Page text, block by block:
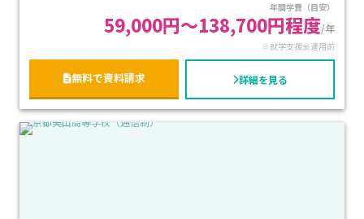
週１から週５まで、自分のライフスタイルに合わせてキャンパ
スへ通学可能です。
年間数日のスクーリング以外は自宅で学習するコースもあり、
自分のペースで学習できます。
大学進学コースでは、スマホやタブレットで個別指導などを
受けることができます。
年間学費（目安）
59,000円～138,700円程度/年
※就学支援金適用前
無料で資料請求 詳細を見る